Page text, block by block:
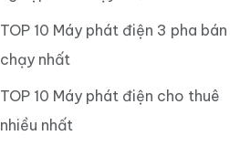
TOP 10 Máy phát điện 3 pha bán
chạy nhất
TOP 10 Máy phát điện cho thuê
nhiều nhất